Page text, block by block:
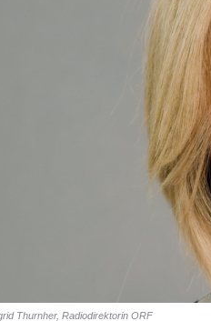
Thurnher, Radiodirektorin ORF